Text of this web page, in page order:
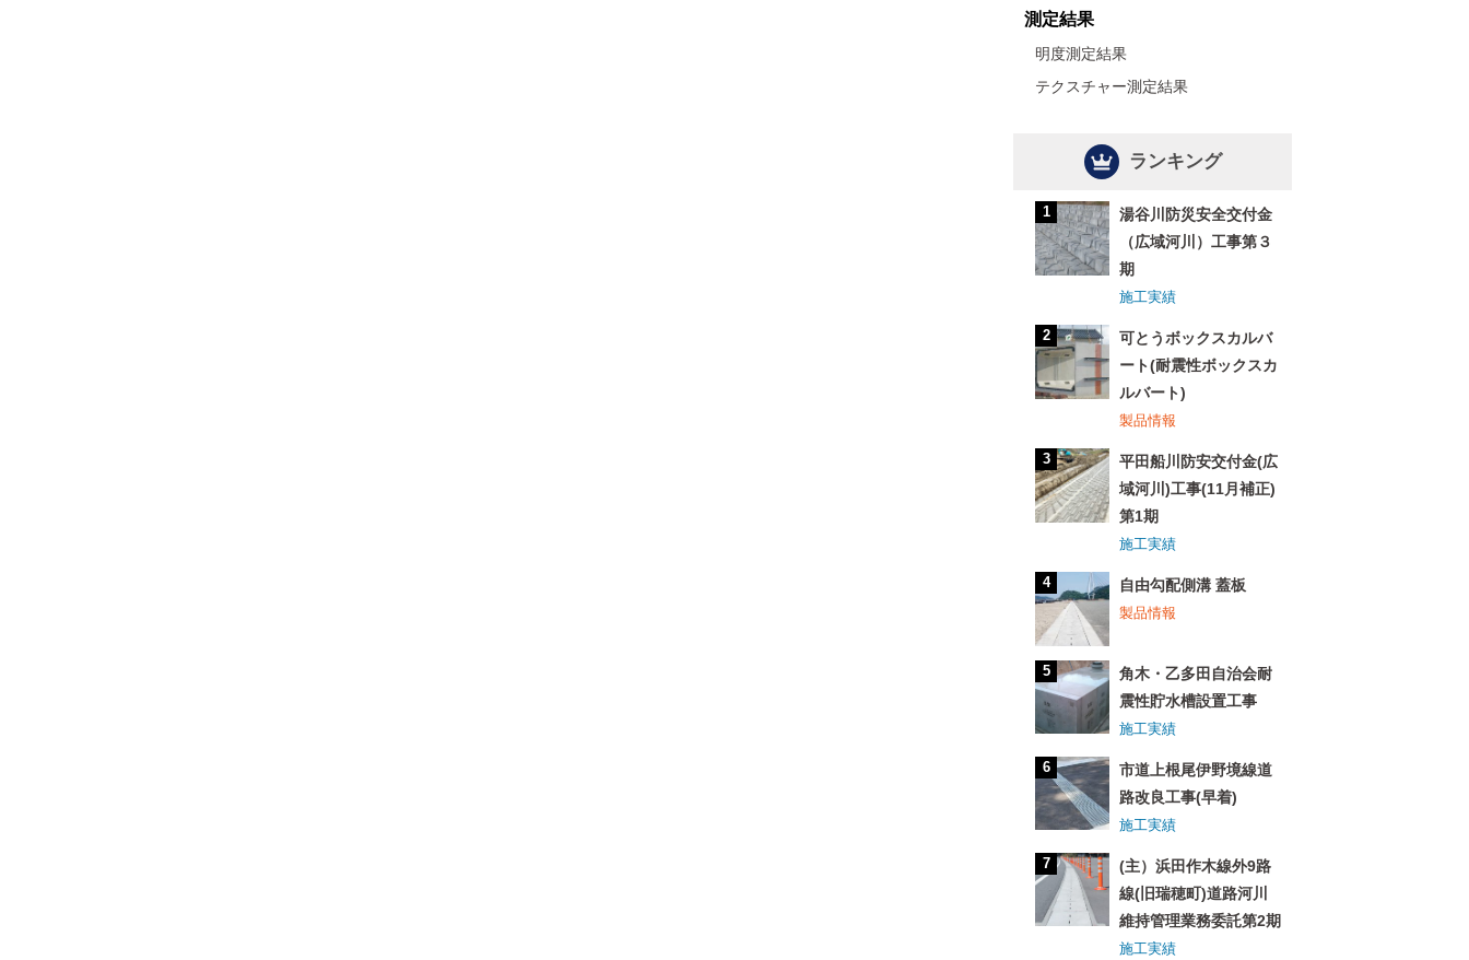
測定結果
明度測定結果
テクスチャー測定結果
ランキング
湯谷川防災安全交付金
（広域河川）工事第３
期
施工実績
可とうボックスカルバ
ート(耐震性ボックスカ
ルバート)
製品情報
平田船川防安交付金(広
域河川)工事(11月補正)
第1期
施工実績
自由勾配側溝 蓋板
製品情報
角木・乙多田自治会耐
震性貯水槽設置工事
施工実績
市道上根尾伊野境線道
路改良工事(早着)
施工実績
(主）浜田作木線外9路
線(旧瑞穂町)道路河川
維持管理業務委託第2期
施工実績